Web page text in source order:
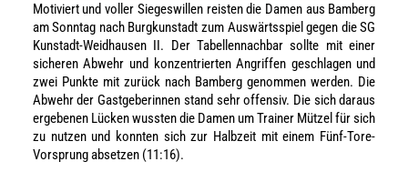
Motiviert und voller Siegeswillen reisten die Damen aus Bamberg
am Sonntag nach Burgkunstadt zum Auswärtsspiel gegen die SG
Kunstadt-Weidhausen II. Der Tabellennachbar sollte mit einer
sicheren Abwehr und konzentrierten Angriffen geschlagen und
zwei Punkte mit zurück nach Bamberg genommen werden. Die
Abwehr der Gastgeberinnen stand sehr offensiv. Die sich daraus
ergebenen Lücken wussten die Damen um Trainer Mützel für sich
zu nutzen und konnten sich zur Halbzeit mit einem Fünf-Tore-
Vorsprung absetzen (11:16).